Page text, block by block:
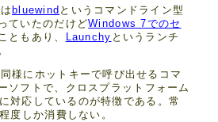
bluewind というコマンドライン型
ていたのだけどWindows 7でのセ
ともあり、 Launchy というランチ
様にホットキーで呼び出せるコマ
ソフトで、クロスプラットフォーム
応しているのが特徴である。常
度しか消費しない。